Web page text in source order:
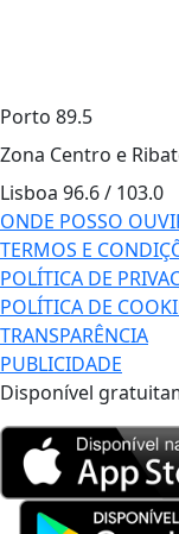
Porto 89.5
Zona Centro e
Lisboa 96.6 / 103.0
ONDE POSSO
TERMOS E
POLÍTICA DE
POLÍTICA DE
TRANSPARÊNCIA
PUBLICIDADE
Disponível